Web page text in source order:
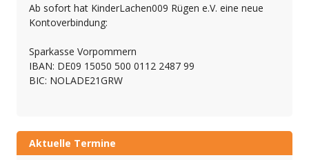
Ab sofort hat KinderLachen009 Rügen e.V. eine neue
Kontoverbindung:
Sparkasse Vorpommern
IBAN: DE09 15050 500 0112 2487 99
BIC: NOLADE21GRW
Aktuelle Termine